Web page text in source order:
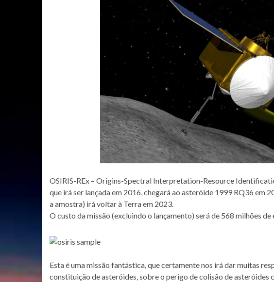
OSIRIS-REx – Origins-Spectral Interpretation-Resource
que irá ser lançada em 2016, chegará ao asteróide 1999 RQ36 em
a amostra) irá voltar à Terra em 2023.
O custo da missão (excluindo o lançamento) será de 568 milhões de
Esta é uma missão fantástica, que certamente nos irá dar muitas
constituição de asteróides, sobre o perigo de colisão de asteróides